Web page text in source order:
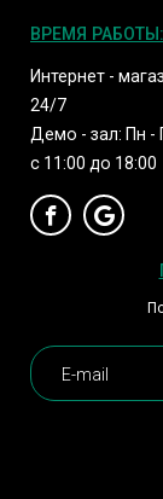
ВРЕМЯ РАБОТЫ:
Интернет -
24/7
Демо - зал: Пн -
с 11:00 до 18:00